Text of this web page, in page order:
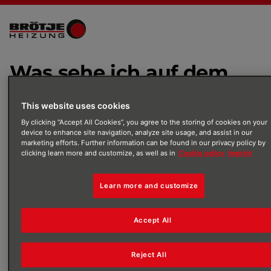
Was sehe ich auf dem
der Home Komfort App?
"Energieverbrauch" den Tages-, Monats- oder
Jahresverbrauch für Gas bzw. Strom und Warmwasser
sehen.
This website uses cookies
By clicking “Accept All Cookies”, you agree to the storing of cookies on your
device to enhance site navigation, analyze site usage, and assist in our
marketing efforts. Further information can be found in our privacy policy by
clicking learn more and customize, as well as in Cookie policy Imprint
Learn more and customize
Reject All
Accept All